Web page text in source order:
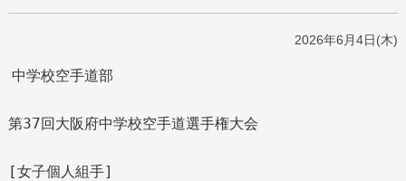
2026年6月4日(木)
中学校空手道部
第37回大阪府中学校空手道選手権大会
[女子個人組手]